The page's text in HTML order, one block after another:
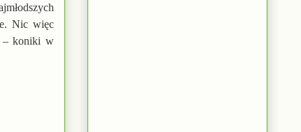
Nic więc
– koniki w